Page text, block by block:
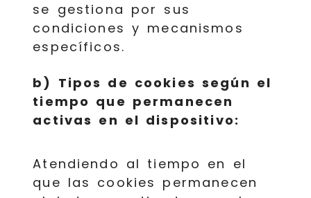
se gestiona por sus
condiciones y mecanismos
específicos.
b) Tipos de cookies según el
tiempo que permanecen
activas en el dispositivo:
Atendiendo al tiempo en el
que las cookies permanecen